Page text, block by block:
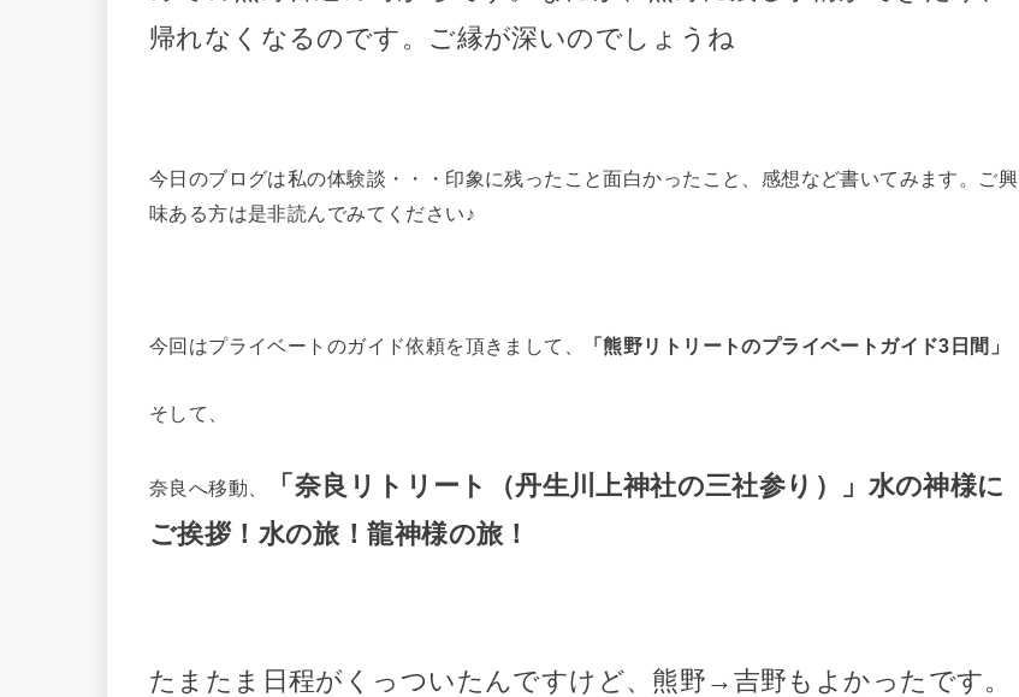
帰れなくなるのです。ご縁が深いのでしょうね
今日のブログは私の体験談・・・印象に残ったこと面白かったこと、感想など書いてみます。ご興
味ある方は是非読んでみてください♪
今回はプライベートのガイド依頼を頂きまして、 「熊野リトリートのプライベートガイド3日間」
そして、
奈良へ移動、 「奈良リトリート（丹生川上神社の三社参り）」水の神様に
ご挨拶！水の旅！龍神様の旅！
たまたま日程がくっついたんですけど、熊野→吉野もよかったです。